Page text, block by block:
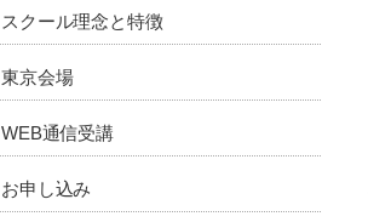
スクール理念と特徴
東京会場
WEB通信受講
お申し込み